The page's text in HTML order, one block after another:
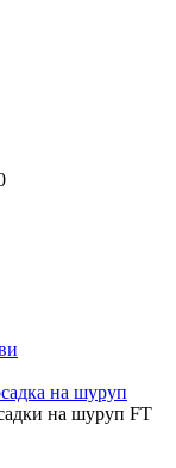
на шуруп
на шуруп FT